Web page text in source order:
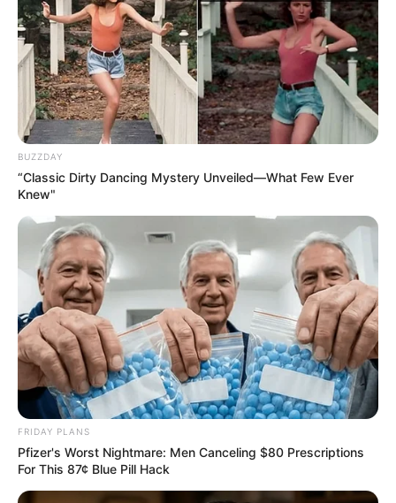
Why everything you thought you knew about water
might be wrong
CTA LOVE
These 6 Movies Were So Bad That They Became
Instant Classics
BRAINBERRIES
Have You Seen Her GRWM? She Inspires Millions
BRAINBERRIES
BUZZDAY
“Classic Dirty Dancing Mystery Unveiled—What Few Ever
Knew"
FRIDAY PLANS
Pfizer's Worst Nightmare: Men Canceling $80 Prescriptions
For This 87¢ Blue Pill Hack